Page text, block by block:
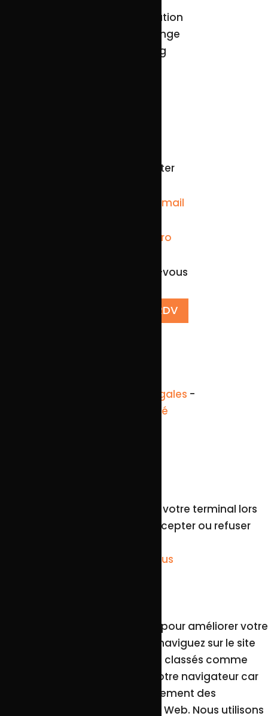
2, rue de Libération
L-3510 Dudelange
Luxembourg
Nous contacter
Voir l'adresse email
Voir le numéro
Prendre rendez-vous
PRENDRE UN RDV
mentions légales -
politique de confidentialité
Ce site dépose des cookies sur votre terminal lors
de votre visite. Vous pouvez accepter ou refuser
En savoir plus
Ce site Web utilise des cookies pour améliorer votre
expérience pendant que vous naviguez sur le site
Web. Parmi ceux-ci, les cookies classés comme
nécessaires sont stockés sur votre navigateur car
ils sont essentiels au fonctionnement des
fonctionnalités de base du site Web. Nous utilisons